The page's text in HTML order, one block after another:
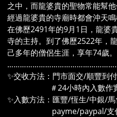
之中，而龍婆貴的聖物常能幫
經過龍婆貴的寺廟時都會沖天鳴
在佛歷2491年的9月1日，龍婆
寺的主持。到了佛歷2522年，
己多年的僧侶生涯，享年74歲。
✨交收方法：門市面交/順豐到付
＃24小時內入數作
✨入數方法：匯豐/恆生/中銀/
payme/paypal/支付